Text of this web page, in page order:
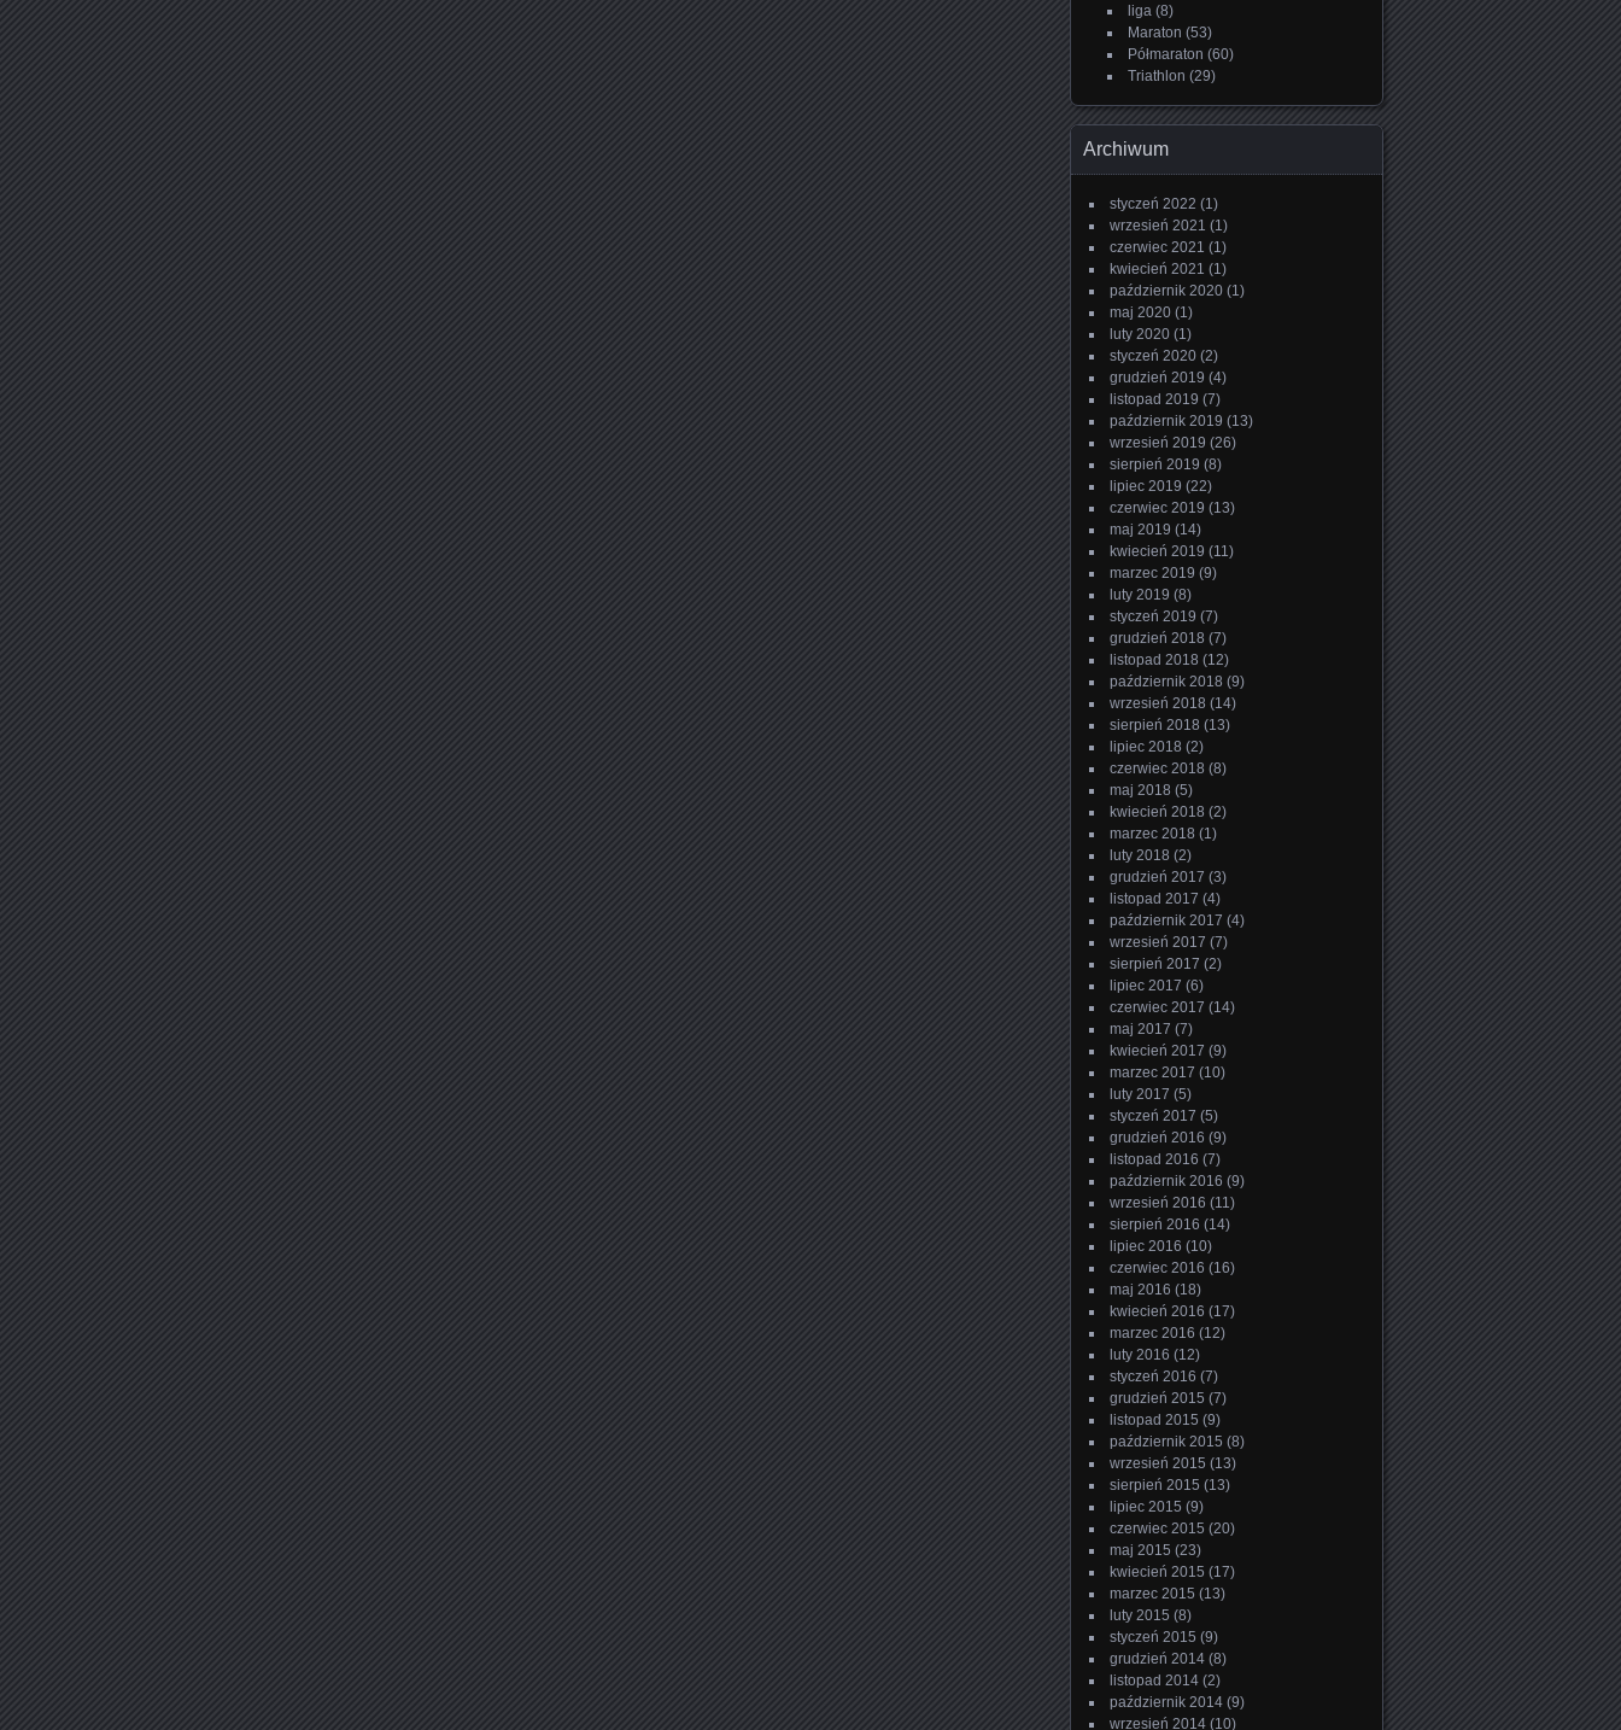
liga (8)
Maraton (53)
Półmaraton (60)
Triathlon (29)
Archiwum
styczeń 2022 (1)
wrzesień 2021 (1)
czerwiec 2021 (1)
kwiecień 2021 (1)
październik 2020 (1)
maj 2020 (1)
luty 2020 (1)
styczeń 2020 (2)
grudzień 2019 (4)
listopad 2019 (7)
październik 2019 (13)
wrzesień 2019 (26)
sierpień 2019 (8)
lipiec 2019 (22)
czerwiec 2019 (13)
maj 2019 (14)
kwiecień 2019 (11)
marzec 2019 (9)
luty 2019 (8)
styczeń 2019 (7)
grudzień 2018 (7)
listopad 2018 (12)
październik 2018 (9)
wrzesień 2018 (14)
sierpień 2018 (13)
lipiec 2018 (2)
czerwiec 2018 (8)
maj 2018 (5)
kwiecień 2018 (2)
marzec 2018 (1)
luty 2018 (2)
grudzień 2017 (3)
listopad 2017 (4)
październik 2017 (4)
wrzesień 2017 (7)
sierpień 2017 (2)
lipiec 2017 (6)
czerwiec 2017 (14)
maj 2017 (7)
kwiecień 2017 (9)
marzec 2017 (10)
luty 2017 (5)
styczeń 2017 (5)
grudzień 2016 (9)
listopad 2016 (7)
październik 2016 (9)
wrzesień 2016 (11)
sierpień 2016 (14)
lipiec 2016 (10)
czerwiec 2016 (16)
maj 2016 (18)
kwiecień 2016 (17)
marzec 2016 (12)
luty 2016 (12)
styczeń 2016 (7)
grudzień 2015 (7)
listopad 2015 (9)
październik 2015 (8)
wrzesień 2015 (13)
sierpień 2015 (13)
lipiec 2015 (9)
czerwiec 2015 (20)
maj 2015 (23)
kwiecień 2015 (17)
marzec 2015 (13)
luty 2015 (8)
styczeń 2015 (9)
grudzień 2014 (8)
listopad 2014 (2)
październik 2014 (9)
wrzesień 2014 (10)